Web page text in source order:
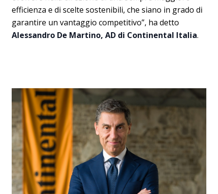
efficienza e di scelte sostenibili, che siano in grado di
garantire un vantaggio competitivo”, ha detto
Alessandro De Martino, AD di Continental Italia.